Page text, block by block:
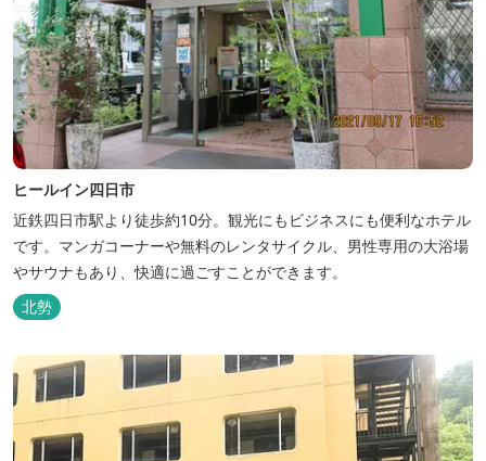
ヒールイン四日市
近鉄四日市駅より徒歩約10分。観光にもビジネスにも便利なホテル
です。マンガコーナーや無料のレンタサイクル、男性専用の大浴場
やサウナもあり、快適に過ごすことができます。
北勢